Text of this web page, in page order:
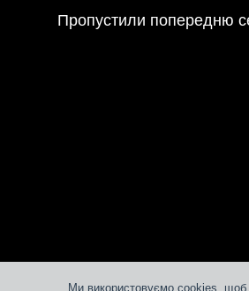
Ми використовуємо cookies, щоб
Пропустили попередню